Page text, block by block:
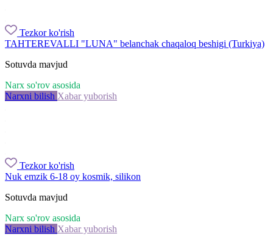
Tezkor ko'rish
TAHTEREVALLI "LUNA" belanchak chaqaloq beshigi (Turkiya)
Sotuvda mavjud
Narx so'rov asosida
Narxni bilish Xabar yuborish
Tezkor ko'rish
Nuk emzik 6-18 oy kosmik, silikon
Sotuvda mavjud
Narx so'rov asosida
Narxni bilish Xabar yuborish